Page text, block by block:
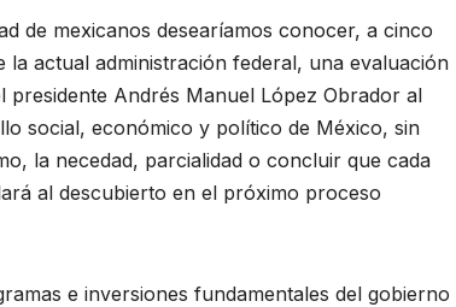
de mexicanos desearíamos conocer, a cinco
la actual administración federal, una evaluación
presidente Andrés Manuel López Obrador al
social, económico y político de México, sin
la necedad, parcialidad o concluir que cada
al descubierto en el próximo proceso
e inversiones fundamentales del gobierno